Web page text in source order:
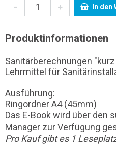
- + In den
Produktinformationen
Sanitärberechnungen
Lehrmittel für
Ausführung:
Ringordner A4 (45mm)
Das E-Book wird über den
Manager zur Verfügung
Pro Kauf gibt es 1